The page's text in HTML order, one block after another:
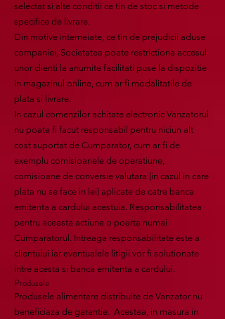
selectat si alte conditii ce tin de stoc si metode
specifice de livrare.
Din motive intemeiate, ce tin de prejudicii aduse
companiei, Societatea poate restrictiona accesul
unor clienti la anumite facilitati puse la dispozitie
in magazinul online, cum ar fi modalitatile de
plata si livrare.
In cazul comenzilor achitate electronic Vanzatorul
nu poate fi facut responsabil pentru niciun alt
cost suportat de Cumparator, cum ar fi de
exemplu comisioanele de operatiune,
comisioane de conversie valutara (in cazul in care
plata nu se face in lei) aplicate de catre banca
emitenta a cardului acestuia. Responsabilitatea
pentru aceasta actiune o poarta numai
Cumparatorul. Intreaga responsabilitate este a
clientului iar eventualele litigii vor fi solutionate
intre acesta si banca emitenta a cardului.
Produsele
Produsele alimentare distribuite de Vanzator nu
beneficiaza de garantie. Acestea, in masura in